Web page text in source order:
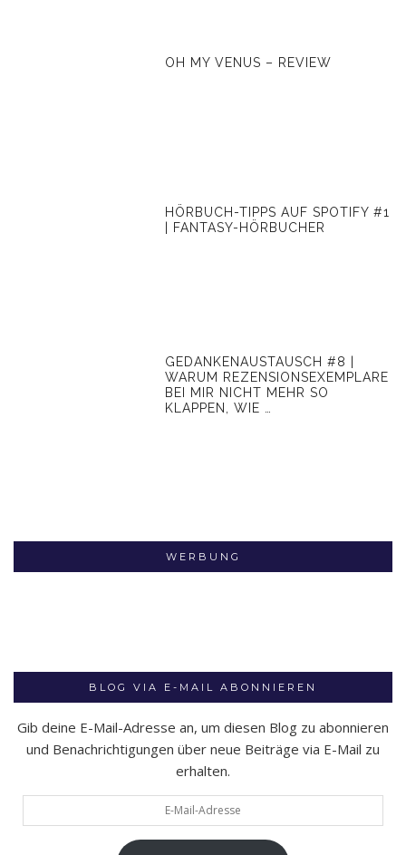
OH MY VENUS – REVIEW
HÖRBUCH-TIPPS AUF SPOTIFY #1
| FANTASY-HÖRBUCHER
GEDANKENAUSTAUSCH #8 |
WARUM REZENSIONSEXEMPLARE
BEI MIR NICHT MEHR SO
KLAPPEN, WIE …
WERBUNG
BLOG VIA E-MAIL ABONNIEREN
Gib deine E-Mail-Adresse an, um diesen Blog zu abonnieren
und Benachrichtigungen über neue Beiträge via E-Mail zu
erhalten.
Mail-